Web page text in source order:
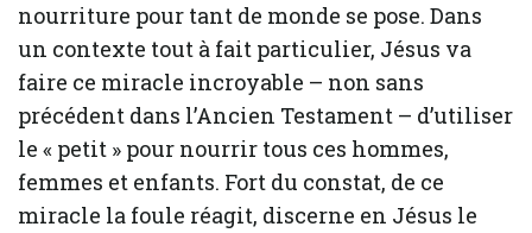
nourriture pour tant de monde se pose. Dans
un contexte tout à fait particulier, Jésus va
faire ce miracle incroyable – non sans
précédent dans l’Ancien Testament – d’utiliser
le « petit » pour nourrir tous ces hommes,
femmes et enfants. Fort du constat, de ce
miracle la foule réagit, discerne en Jésus le